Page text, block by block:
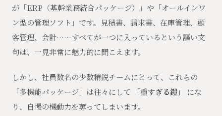
が「ERP（基幹業務統合パッケージ）」や「オールインワ
ン型の管理ソフト」です。見積書、請求書、在庫管理、顧
客管理、会計……すべてが一つに入っているという謳い文
句は、一見非常に魅力的に聞こえます。
しかし、社員数名の少数精鋭チームにとって、これらの
「多機能パッケージ」は往々にして
「重すぎる鎧」
にな
り、自慢の機動力を奪ってしまいます。